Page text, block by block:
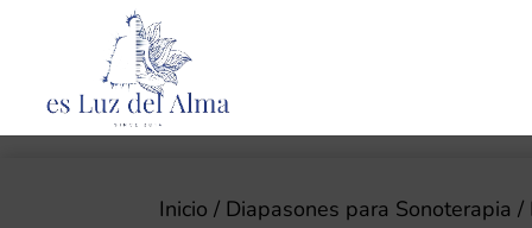
Inicio / Diapasones para Sonoterapia /